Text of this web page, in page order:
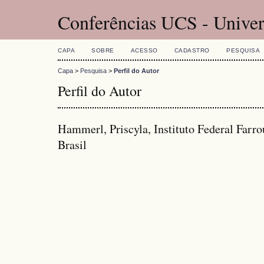
Conferências UCS -
CAPA SOBRE ACESSO CADASTRO PESQUISA
Capa > Pesquisa > Perfil do Autor
Perfil do Autor
Hammerl, Priscyla, Instituto Federal
Brasil